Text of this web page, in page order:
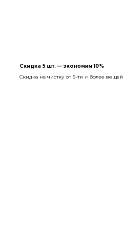
Скидка 5 шт. — экономим 10%
Скидка на чистку от 5-ти и более вещей